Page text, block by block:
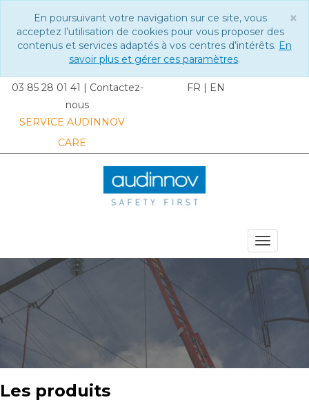
×
En poursuivant votre navigation sur ce site, vous
acceptez l’utilisation de cookies pour vous proposer des
contenus et services adaptés à vos centres d’intérêts. En
savoir plus et gérer ces paramètres.
03 85 28 01 41 | Contactez-
nous
FR | EN
SERVICE AUDINNOV
CARE
Toggle
Les produits